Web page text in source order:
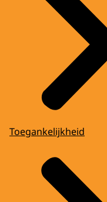
Toegankelijkheid